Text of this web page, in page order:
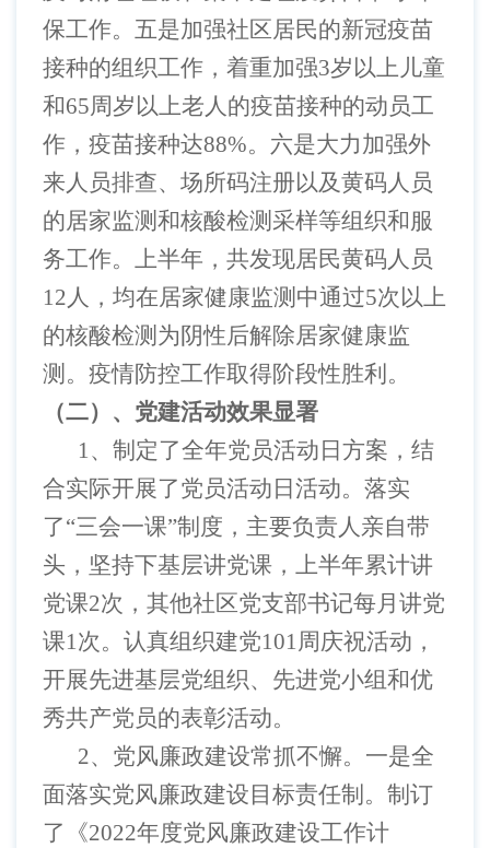
保工作。五是加强社区居民的新冠疫苗
接种的组织工作，着重加强3岁以上儿童
和65周岁以上老人的疫苗接种的动员工
作，疫苗接种达88%。六是大力加强外
来人员排查、场所码注册以及黄码人员
的居家监测和核酸检测采样等组织和服
务工作。上半年，共发现居民黄码人员
12人，均在居家健康监测中通过5次以上
的核酸检测为阴性后解除居家健康监
测。疫情防控工作取得阶段性胜利。
（二）、党建活动效果显署
1、制定了全年党员活动日方案，结
合实际开展了党员活动日活动。落实
了“三会一课”制度，主要负责人亲自带
头，坚持下基层讲党课，上半年累计讲
党课2次，其他社区党支部书记每月讲党
课1次。认真组织建党101周庆祝活动，
开展先进基层党组织、先进党小组和优
秀共产党员的表彰活动。
2、党风廉政建设常抓不懈。一是全
面落实党风廉政建设目标责任制。制订
了《2022年度党风廉政建设工作计